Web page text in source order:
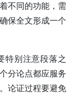
不同的功能，需
保全文形成一个
特别注意段落之
分论点都应服务
论证过程要避免